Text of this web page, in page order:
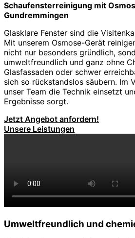
Schaufensterreinigung mit
Gundremmingen
Glasklare Fenster sind die
Mit unserem Osmose-Gerät
nicht nur besonders gründlich,
umweltfreundlich und ganz ohne
Glasfassaden oder schwer
sich so rückstandslos säubern. Im
unser Team die Technik einsetzt
Ergebnisse sorgt.
Jetzt Angebot anfordern!
Unsere Leistungen
Umweltfreundlich und